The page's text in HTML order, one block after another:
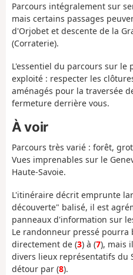
Parcours intégralement sur
mais certains passages
d'Orjobet et descente de la
(Corraterie).
L'essentiel du parcours sur le
exploité : respecter les
aménagés pour la traversée
fermeture derrière vous.
À voir
Parcours très varié : forêt,
Vues imprenables sur le
Haute-Savoie.
L'itinéraire décrit emprunte
découverte" balisé, il est
panneaux d'information sur
Le randonneur pressé
directement de (3) à (7), mais
divers lieux représentatifs du
détour par (8).